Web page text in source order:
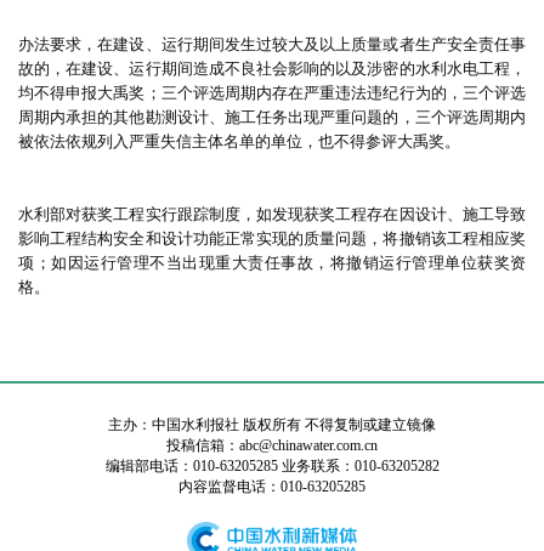
办法要求，在建设、运行期间发生过较大及以上质量或者生产安全责任事
故的，在建设、运行期间造成不良社会影响的以及涉密的水利水电工程，
均不得申报大禹奖；三个评选周期内存在严重违法违纪行为的，三个评选
周期内承担的其他勘测设计、施工任务出现严重问题的，三个评选周期内
被依法依规列入严重失信主体名单的单位，也不得参评大禹奖。
水利部对获奖工程实行跟踪制度，如发现获奖工程存在因设计、施工导致
影响工程结构安全和设计功能正常实现的质量问题，将撤销该工程相应奖
项；如因运行管理不当出现重大责任事故，将撤销运行管理单位获奖资
格。
主办：中国水利报社 版权所有 不得复制或建立镜像
投稿信箱：abc@chinawater.com.cn
编辑部电话：010-63205285 业务联系：010-63205282
内容监督电话：010-63205285